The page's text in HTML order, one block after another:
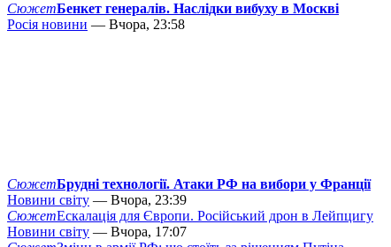
СюжетБенкет генералів. Наслідки вибуху в Москві
Росія новини — Вчора, 23:58
СюжетБрудні технології. Атаки РФ на вибори у Франції
Новини світу — Вчора, 23:39
СюжетЕскалація для Європи. Російський дрон в Лейпцигу
Новини світу — Вчора, 17:07